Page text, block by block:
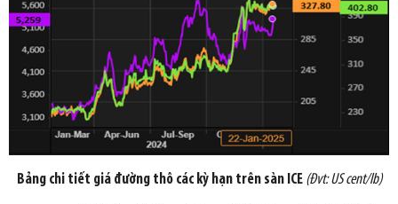
Bảng chi tiết giá đường thô các kỳ hạn trên sàn ICE (Đvt: US cent/lb)